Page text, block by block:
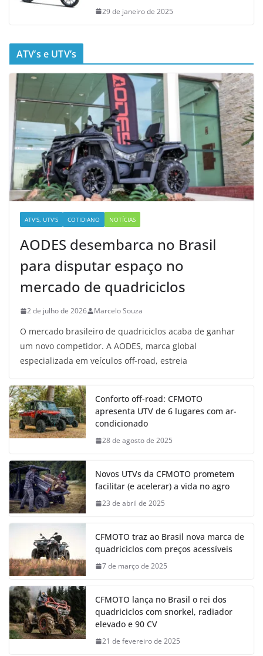
29 de janeiro de 2025
ATV’s e UTV’s
ATV'S, UTV'S COTIDIANO NOTÍCIAS
AODES desembarca no Brasil
para disputar espaço no
mercado de quadriciclos
2 de julho de 2026 Marcelo Souza
O mercado brasileiro de quadriciclos acaba de ganhar
um novo competidor. A AODES, marca global
especializada em veículos off-road, estreia
Conforto off-road: CFMOTO
apresenta UTV de 6 lugares com ar-
condicionado
28 de agosto de 2025
Novos UTVs da CFMOTO prometem
facilitar (e acelerar) a vida no agro
23 de abril de 2025
CFMOTO traz ao Brasil nova marca de
quadriciclos com preços acessíveis
7 de março de 2025
CFMOTO lança no Brasil o rei dos
quadriciclos com snorkel, radiador
elevado e 90 CV
21 de fevereiro de 2025